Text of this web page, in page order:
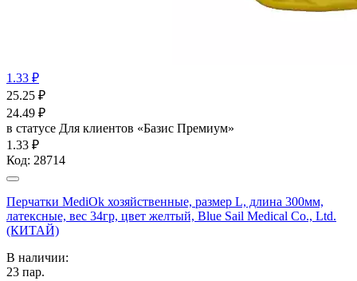
1.33 ₽
25.25 ₽
24.49 ₽
в статусе Для клиентов «Базис Премиум»
1.33 ₽
Код: 28714
Перчатки MediOk хозяйственные, размер L, длина 300мм,
латексные, вес 34гр, цвет желтый, Blue Sail Medical Co., Ltd.
(КИТАЙ)
В наличии:
23 пар.